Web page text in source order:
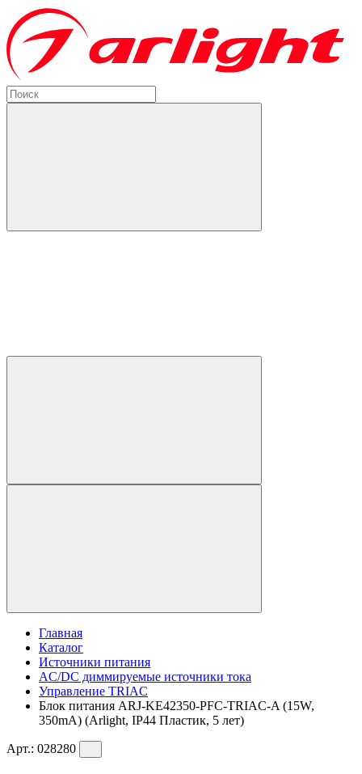
Главная
Каталог
Источники питания
AC/DC диммируемые источники тока
Управление TRIAC
Блок питания ARJ-KE42350-PFC-TRIAC-A (15W,
350mA) (Arlight, IP44 Пластик, 5 лет)
Арт.: 028280